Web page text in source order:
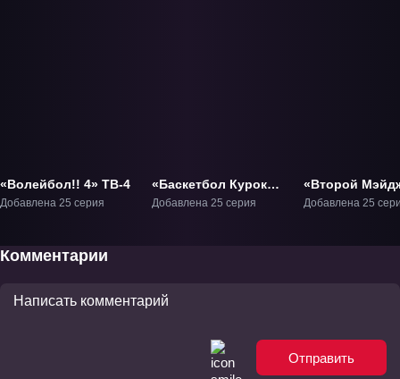
«Волейбол!! 4» ТВ-4
Добавлена 25 серия
«Баскетбол Куроко»
ТВ-1
Добавлена 25 серия
«Второй
2» ТВ-2
Добавлена 25
Комментарии
Отправить